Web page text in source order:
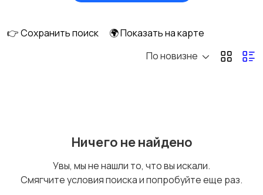
👉 Сохранить поиск
🌍 Показать на карте
По новизне
Ничего не найдено
Увы, мы не нашли то, что вы искали.
Смягчите условия поиска и попробуйте еще раз.